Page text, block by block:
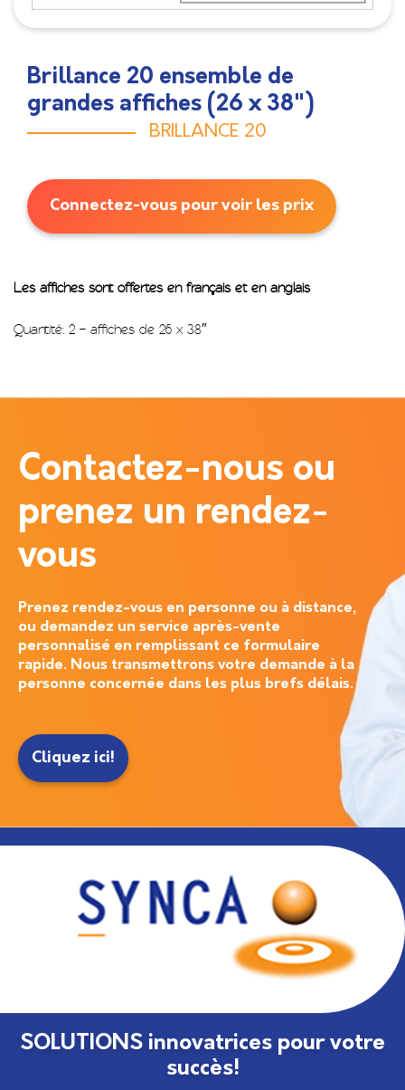
Brillance 20 ensemble de
grandes affiches (26 x 38")
BRILLANCE 20
Connectez-vous pour voir les prix
Les affiches sont offertes en français et en anglais
Quantité: 2 – affiches de 26 x 38″
Contactez-nous ou
prenez un rendez-
vous
Prenez rendez-vous en personne ou à distance,
ou demandez un service après-vente
personnalisé en remplissant ce formulaire
rapide. Nous transmettrons votre demande à la
personne concernée dans les plus brefs délais.
Cliquez ici!
SOLUTIONS innovatrices pour votre
succès!